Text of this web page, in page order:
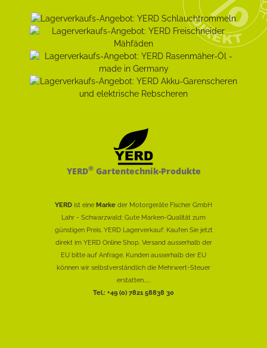
YERD®Gartentechnik-Produkte
YERD ist eine Marke der Motorgeräte Fischer GmbH
Lahr - Schwarzwald: Gute Marken-Qualität zum
günstigen Preis. YERD Lagerverkauf: Kaufen Sie jetzt
direkt im YERD Online Shop. Versand ausserhalb der
EU bitte auf Anfrage. Kunden ausserhalb der EU
können wir selbstverständlich die Mehrwert-Steuer
erstatten......
Tel.: +49 (0) 7821 58838 30